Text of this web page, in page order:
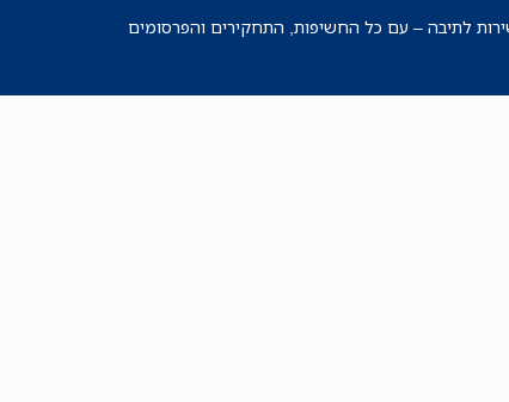
לתיבה – עם כל החשיפות, התחקירים והפרסומים